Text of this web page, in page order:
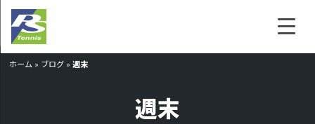
ホーム » ブログ »週末
週末